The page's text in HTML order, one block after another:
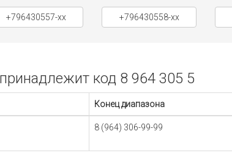
+796430557-xx +796430558-xx
код 8 964 305 5
Конец диапазона
8 (964) 306-99-99